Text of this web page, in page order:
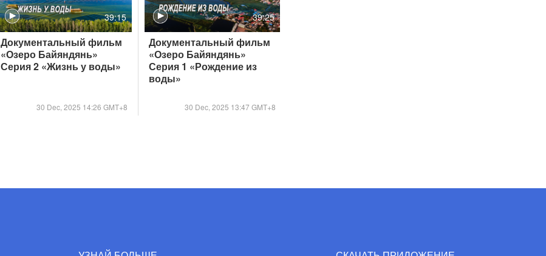
39:15
Документальный фильм
«Озеро Байяндянь»
Серия 2 «Жизнь у воды»
30 Dec, 2025 14:26 GMT+8
39:25
Документальный фильм
«Озеро Байяндянь»
Серия 1 «Рождение из
воды»
30 Dec, 2025 13:47 GMT+8